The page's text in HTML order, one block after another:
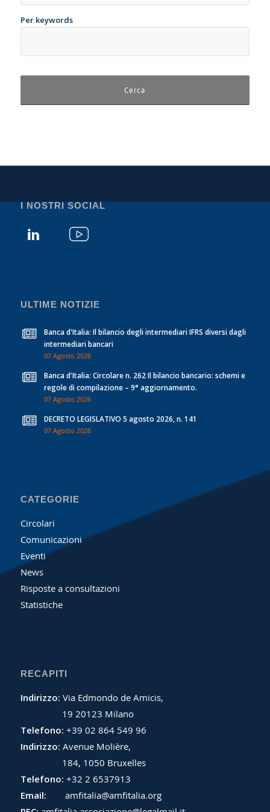
Per keywords
I NOSTRI SOCIAL
ULTIME NOTIZIE
Banca d'Italia: Il bilancio degli intermediari IFRS diversi dagli
intermediari bancari
07 Agosto 2026
Banca d'Italia: Circolare n. 262 Il bilancio bancario: schemi e
regole di compilazione – 9° aggiornamento.
07 Agosto 2026
DECRETO LEGISLATIVO 5 agosto 2026, n. 141
07 Agosto 2026
CATEGORIE
Circolari
Comunicazioni
Eventi
News
Risposte a consultazioni
Statistiche
RECAPITI
Indirizzo: Via Edmondo de Amicis,
19 20123 Milano
Telefono: +39 02 864 549 96
Indirizzo: Avenue Molière,
184, 1050 Bruxelles
Telefono: +32 2 6537913
Email:
amfitalia@amfitalia.org